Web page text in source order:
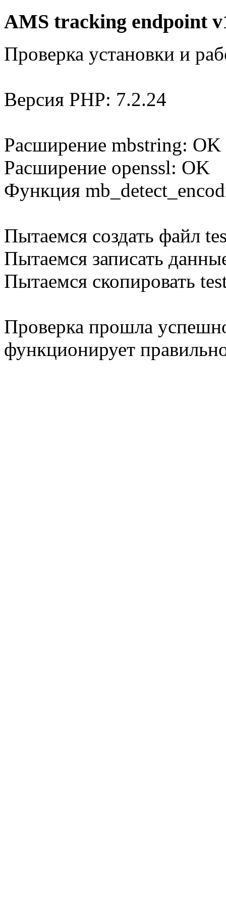
AMS tracking endpoint
Проверка установки и
Версия PHP: 7.2.24
Расширение mbstring: OK
Расширение openssl: OK
Функция
Пытаемся создать файл
Пытаемся записать
Пытаемся скопировать
Проверка прошла
функционирует